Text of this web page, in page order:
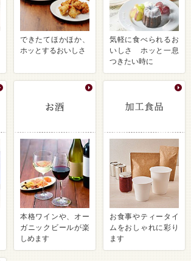
できたてほかほか、
ホッとするおいしさ
気軽に食べられるお
いしさ ホッと一息
つきたい時に
本格ワインや、オー
ガニックビールが楽
しめます
お食事やティータイ
ムをおしゃれに彩り
ます